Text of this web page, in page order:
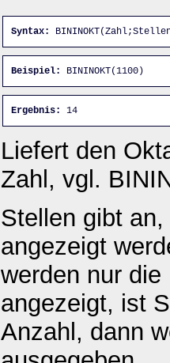
Syntax:
Beispiel: BININOKT(1100)
Ergebnis: 14
Liefert den
Zahl, vgl.
Stellen gibt
angezeigt
werden nur
angezeigt, ist
Anzahl, dann